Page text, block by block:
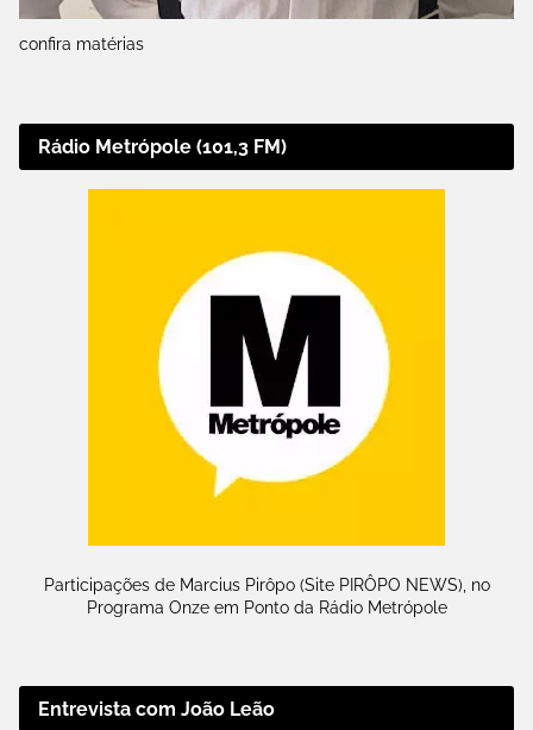
confira matérias
Rádio Metrópole (101,3 FM)
Participações de Marcius Pirôpo (Site PIRÔPO NEWS), no
Programa Onze em Ponto da Rádio Metrópole
Entrevista com João Leão